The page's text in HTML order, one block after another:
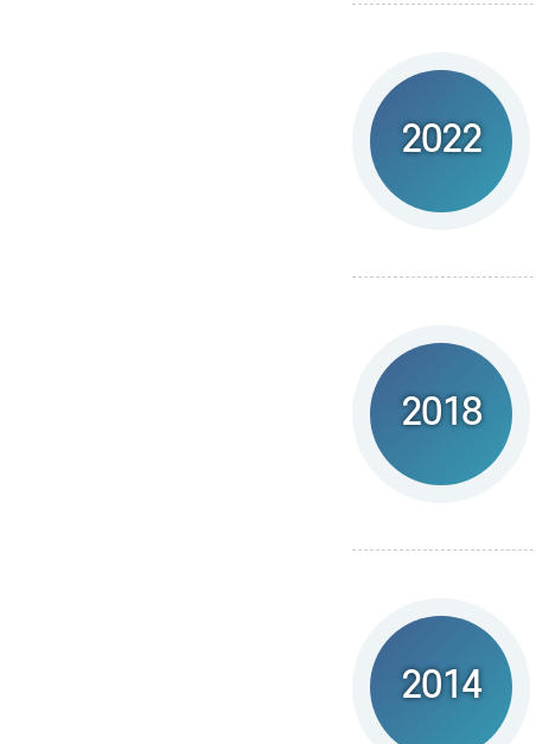
2022
2018
2014